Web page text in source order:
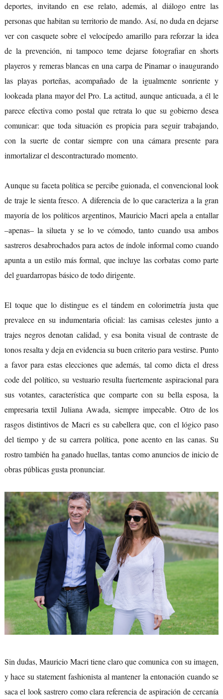
deportes, invitando en ese relato, además, al diálogo entre las
personas que habitan su territorio de mando. Así, no duda en dejarse
ver con casquete sobre el velocípedo amarillo para reforzar la idea
de la prevención, ni tampoco teme dejarse fotografiar en shorts
playeros y remeras blancas en una carpa de Pinamar o inaugurando
las playas porteñas, acompañado de la igualmente sonriente y
lookeada plana mayor del Pro. La actitud, aunque anticuada, a él le
parece efectiva como postal que retrata lo que su gobierno desea
comunicar: que toda situación es propicia para seguir trabajando,
con la suerte de contar siempre con una cámara presente para
inmortalizar el descontracturado momento.
Aunque su faceta política se percibe guionada, el convencional look
de traje le sienta fresco. A diferencia de lo que caracteriza a la gran
mayoría de los políticos argentinos, Mauricio Macri apela a entallar
–apenas– la silueta y se lo ve cómodo, tanto cuando usa ambos
sastreros desabrochados para actos de índole informal como cuando
apunta a un estilo más formal, que incluye las corbatas como parte
del guardarropas básico de todo dirigente.
El toque que lo distingue es el tándem en colorimetría justa que
prevalece en su indumentaria oficial: las camisas celestes junto a
trajes negros denotan calidad, y esa bonita visual de contraste de
tonos resalta y deja en evidencia su buen criterio para vestirse. Punto
a favor para estas elecciones que además, tal como dicta el dress
code del político, su vestuario resulta fuertemente aspiracional para
sus votantes, característica que comparte con su bella esposa, la
empresaria textil Juliana Awada, siempre impecable. Otro de los
rasgos distintivos de Macri es su cabellera que, con el lógico paso
del tiempo y de su carrera política, pone acento en las canas. Su
rostro también ha ganado huellas, tantas como anuncios de inicio de
obras públicas gusta pronunciar.
Sin dudas, Mauricio Macri tiene claro que comunica con su imagen,
y hace su statement fashionista al mantener la entonación cuando se
saca el look sastrero como clara referencia de aspiración de cercanía